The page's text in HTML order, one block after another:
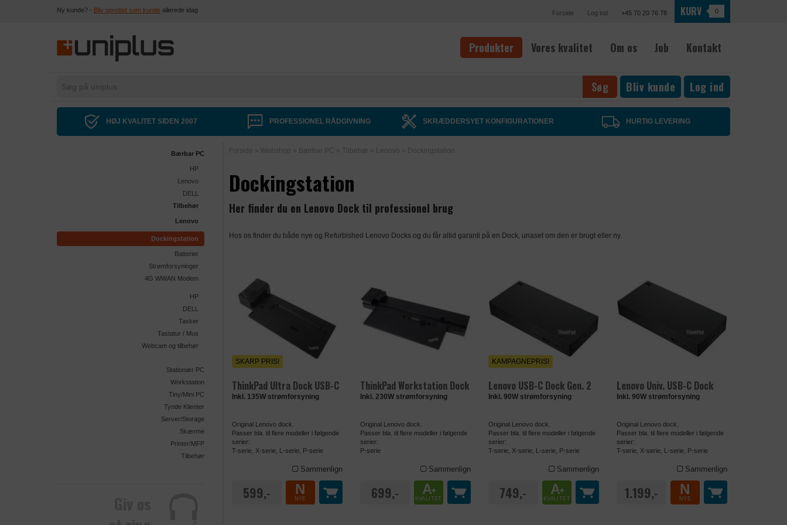
Ny kunde? - Bliv oprettet som kunde allerede idag Forside Log ind +45 70 20 76 78 KURV 0
Produkter Vores kvalitet Om os Job Kontakt
Bliv kunde Log ind
HØJ KVALITET SIDEN 2007 PROFESSIONEL RÅDGIVNING SKRÆDDERSYET KONFIGURATIONER HURTIG LEVERING
Bærbar PC
HP
Lenovo
DELL
Tilbehør
Lenovo
Dockingstation
Batterier
Strømforsyninger
4G WWAN Modem
HP
DELL
Tasker
Tastatur / Mus
Webcam og tilbehør
Stationær PC
Workstation
Tiny/Mini PC
Tynde Klienter
Server/Storage
Skærme
Printer/MFP
Tilbehør
Forside » Webshop » Bærbar PC » Tilbehør » Lenovo » Dockingstation
Dockingstation
Her finder du en Lenovo Dock til professionel brug
Hos os finder du både nye og Refurbished Lenovo Docks og du får altid garanti på en Dock, unaset om den er brugt eller ny.
ThinkPad Ultra Dock USB-C
Inkl. 135W strømforsyning
SKARP PRIS!
Original Lenovo dock.
Passer bla. til flere modeller i følgende
serier:
T-serie, X-serie, L-serie, P-serie
Sammenlign
599,- N
NYE
ThinkPad Workstation Dock
Inkl. 230W strømforsyning
Original Lenovo dock.
Passer bla. til flere modeller i følgende
serier:
P-serie
Sammenlign
699,- A+
KVALITET
Lenovo USB-C Dock Gen. 2
Inkl. 90W strømforsyning
KAMPAGNEPRIS!
Original Lenovo dock.
Passer bla. til flere modeller i følgende
serier:
T-serie, X-serie, L-serie, P-serie
Sammenlign
749,- A+
KVALITET
Lenovo Univ. USB-C Dock
Inkl. 90W strømforsyning
Original Lenovo dock.
Passer bla. til flere modeller i følgende
serier:
T-serie, X-serie, L-serie, P-serie
Sammenlign
1.199,- N
NYE